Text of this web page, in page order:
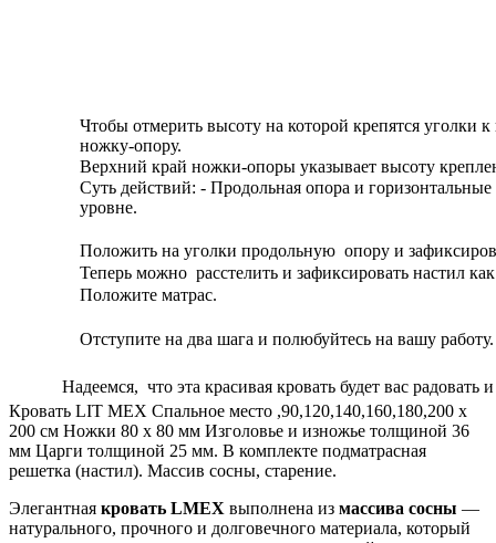
Чтобы отмерить высоту на которой крепятся уголки
ножку-опору.
Верхний край ножки-опоры указывает высоту
Суть действий: - Продольная опора и
уровне.
Положить на уголки продольную опору и
Теперь можно расстелить и зафиксировать настил
Положите матрас.
Отступите на два шага и полюбуйтесь на вашу
Надеемся, что эта красивая кровать будет вас радовать
Кровать LIT MEX Спальное место ,90,120,140,160,180,200 х
200 см Ножки 80 х 80 мм Изголовье и изножье толщиной 36
мм Царги толщиной 25 мм. В комплекте подматрасная
решетка (настил). Массив сосны, старение.
Элегантная кровать LMEX выполнена из массива сосны —
натурального, прочного и долговечного материала, который